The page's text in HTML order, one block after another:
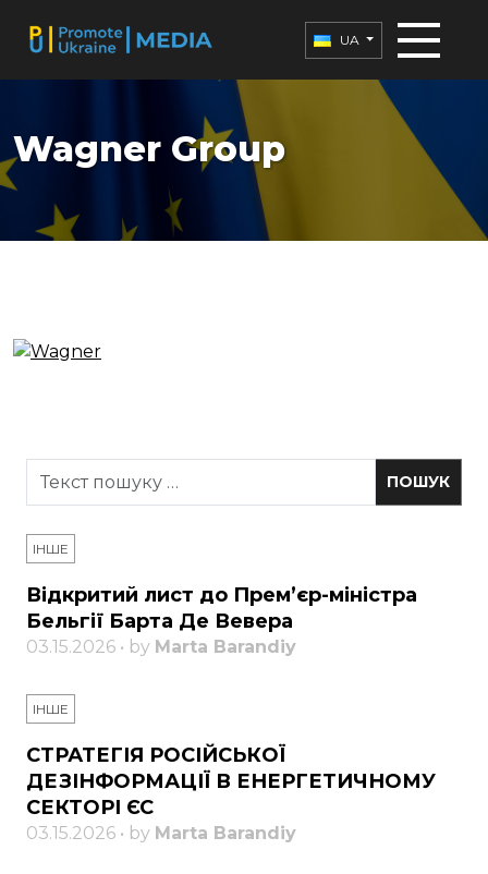
UA
Wagner Group
ІНШЕ
Відкритий лист до Прем’єр-міністра
Бельгії Барта Де Вевера
03.15.2026 • by Marta Barandiy
ІНШЕ
СТРАТЕГІЯ РОСІЙСЬКОЇ
ДЕЗІНФОРМАЦІЇ В ЕНЕРГЕТИЧНОМУ
СЕКТОРІ ЄС
03.15.2026 • by Marta Barandiy